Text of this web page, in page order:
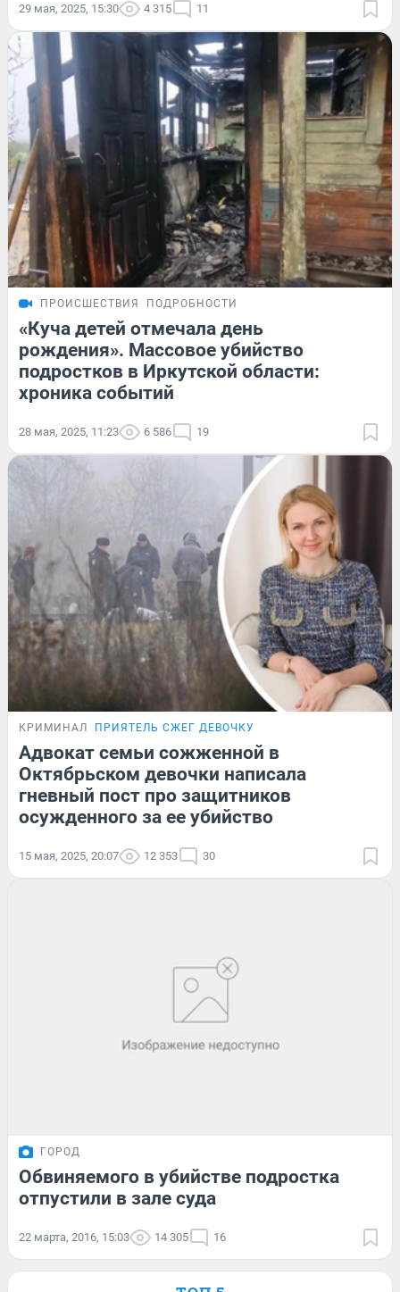
29 мая, 2025, 15:30 4 315 11
ПРОИСШЕСТВИЯ ПОДРОБНОСТИ
«Куча детей отмечала день
рождения». Массовое убийство
подростков в Иркутской области:
хроника событий
28 мая, 2025, 11:23 6 586 19
КРИМИНАЛ ПРИЯТЕЛЬ СЖЕГ ДЕВОЧКУ
Адвокат семьи сожженной в
Октябрьском девочки написала
гневный пост про защитников
осужденного за ее убийство
15 мая, 2025, 20:07 12 353 30
ГОРОД
Обвиняемого в убийстве подростка
отпустили в зале суда
22 марта, 2016, 15:03 14 305 16